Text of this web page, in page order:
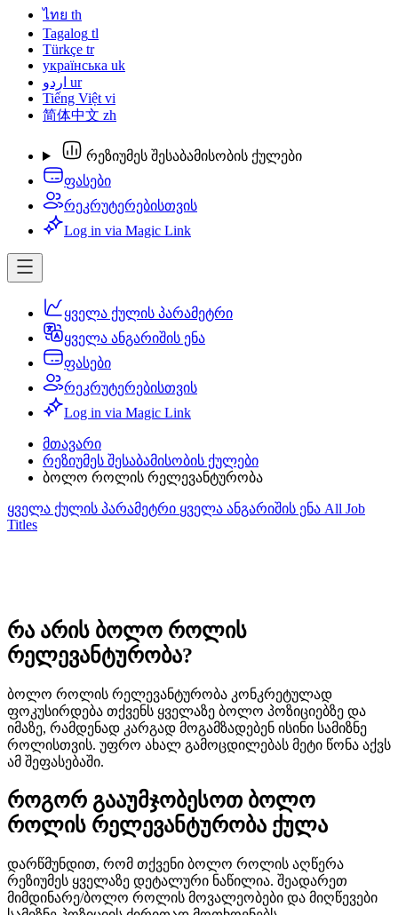
ไทย th
Tagalog tl
Türkçe tr
українська uk
اردو ur
Tiếng Việt vi
简体中文 zh
რეზიუმეს შესაბამისობის ქულები
ფასები
რეკრუტერებისთვის
Log in via Magic Link
ყველა ქულის პარამეტრი
ყველა ანგარიშის ენა
ფასები
რეკრუტერებისთვის
Log in via Magic Link
მთავარი
რეზიუმეს შესაბამისობის ქულები
ბოლო როლის რელევანტურობა
ყველა ქულის პარამეტრი ყველა ანგარიშის ენა All Job
Titles
რა არის ბოლო როლის
რელევანტურობა?
ბოლო როლის რელევანტურობა კონკრეტულად
ფოკუსირდება თქვენს ყველაზე ბოლო პოზიციებზე და
იმაზე, რამდენად კარგად მოგამზადებენ ისინი სამიზნე
როლისთვის. უფრო ახალ გამოცდილებას მეტი წონა აქვს
ამ შეფასებაში.
როგორ გააუმჯობესოთ ბოლო
როლის რელევანტურობა ქულა
დარწმუნდით, რომ თქვენი ბოლო როლის აღწერა
რეზიუმეს ყველაზე დეტალური ნაწილია. შეადარეთ
მიმდინარე/ბოლო როლის მოვალეობები და მიღწევები